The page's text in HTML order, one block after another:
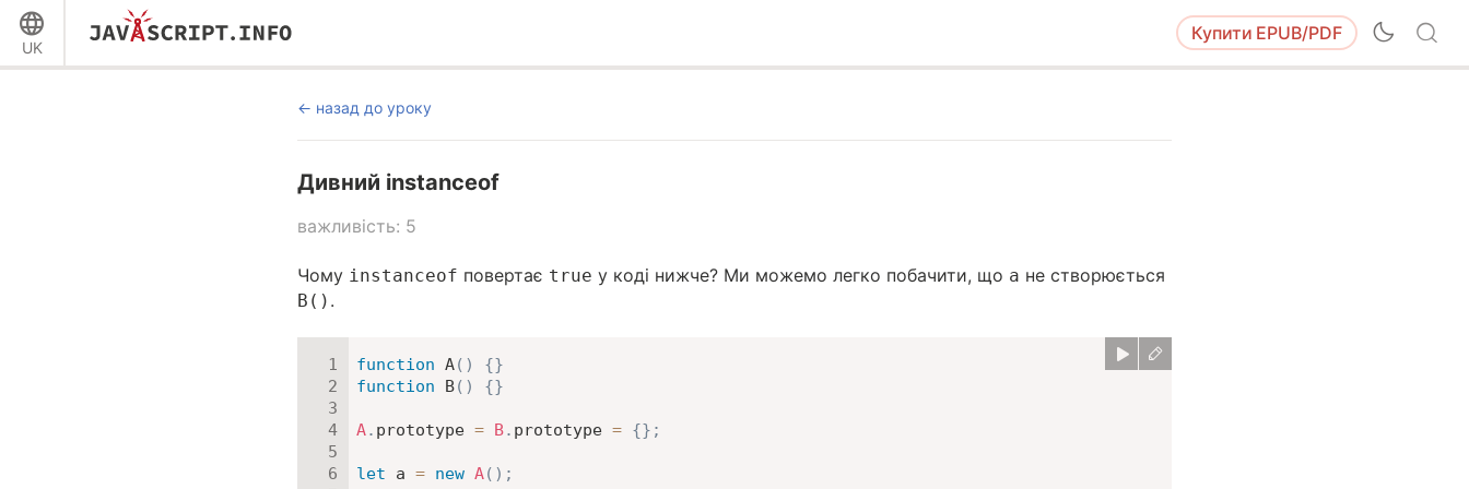
UK
Купити EPUB/PDF
назад до уроку
Дивний instanceof
важливість: 5
Чому instanceof повертає true у коді нижче? Ми можемо легко побачити, що a не створюється
B() .
function A( ) {}
function
B( ) {}
A. prototype = B. prototype = {} ;
let a = new A( ) ;